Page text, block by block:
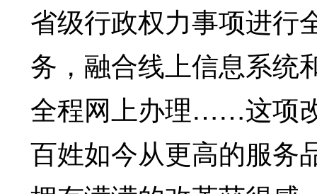
省级行政权力事项进行
务，融合线上信息系统
全程网上办理……这项
百姓如今从更高的服务